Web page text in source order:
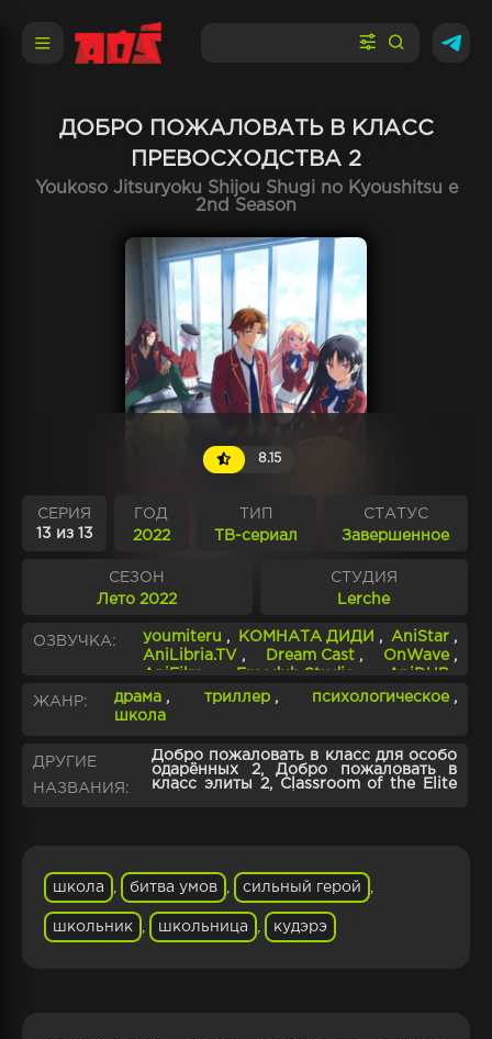
ДОБРО ПОЖАЛОВАТЬ В КЛАСС
ПРЕВОСХОДСТВА 2
Youkoso Jitsuryoku Shijou Shugi no Kyoushitsu e
2nd Season
8.15
СЕРИЯ
13 из 13
ГОД
2022
ТИП
ТВ-сериал
СТАТУС
Завершенное
СЕЗОН
Лето 2022
СТУДИЯ
Lerche
ОЗВУЧКА: youmiteru , КОМНАТА ДИДИ , AniStar ,
AniLibria.TV , Dream Cast , OnWave ,
AniFilm
Freedub Studio AniDUB
AniMaunt , AnimeVost
Ушастая озвучка
Shikoku Studio , FumoDub , AniRise ,
Ушастая озвучка.Subtitles ,
Crunchyroll.Subtitles , AniBaza
ЖАНР: драма , триллер , психологическое ,
школа
ДРУГИЕ
НАЗВАНИЯ:
Добро пожаловать в класс для особо
одарённых 2, Добро пожаловать в
класс элиты 2, Classroom of the Elite
школа битва умов сильный герой
школьник школьница кудэрэ